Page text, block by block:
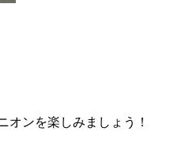
オンを楽しみましょう！